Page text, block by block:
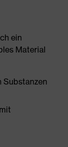
ein
Material
Substanzen